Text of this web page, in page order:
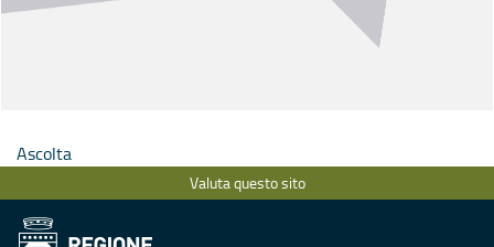
Ascolta
Valuta questo sito